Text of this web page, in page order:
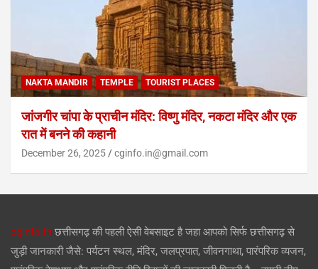
NAKTA MANDIR TEMPLE TOURIST PLACES
जांजगीर चांपा के प्राचीन मंदिर: विष्णु मंदिर, नकटा मंदिर और एक
रात में बनने की कहानी
December 26, 2025 cginfo.in@gmail.com
cginfo.in छत्तीसगढ़ की पहली ऐसी वेबसाइट है जहा आपको सिर्फ छत्तीसगढ़ से
जुड़ी जानकारी जैसे: पर्यटन स्थल, मंदिर, जलप्रपात, जीवनगाथा, पारंपरिक व्यजन,